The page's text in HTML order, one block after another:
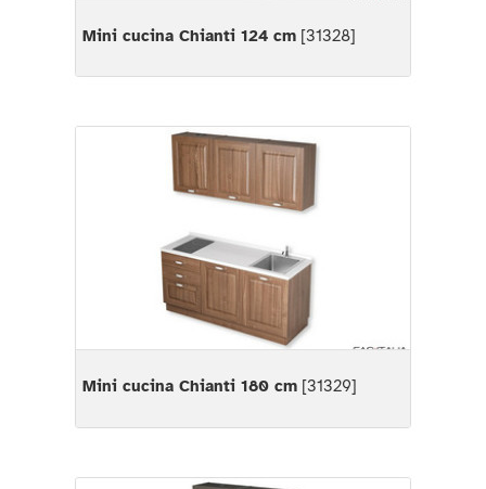
Mini cucina Chianti 124 cm [31328]
Mini cucina Chianti 180 cm [31329]